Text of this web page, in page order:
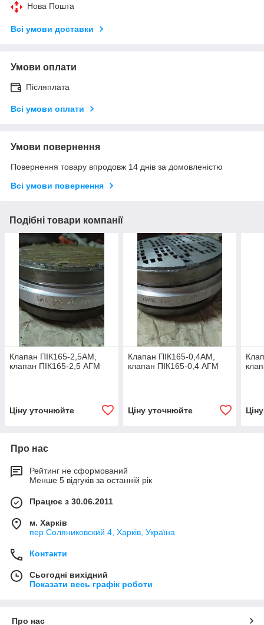
Нова Пошта
Всі умови доставки
Умови оплати
Післяплата
Всі умови оплати
Умови повернення
Повернення товару впродовж 14 днів за домовленістю
Всі умови повернення
Подібні товари компанії
Клапан ПІК165-2,5АМ,
клапан ПІК165-2,5 АГМ
Ціну уточнюйте
Клапан ПІК165-0,4АМ,
клапан ПІК165-0,4 АГМ
Ціну уточнюйте
Про нас
Рейтинг не сформований
Менше 5 відгуків за останній рік
Працює з 30.06.2011
м. Харків
пер Соляниковский 4, Харків, Україна
Контакти
Сьогодні вихідний
Показати весь графік роботи
Про нас